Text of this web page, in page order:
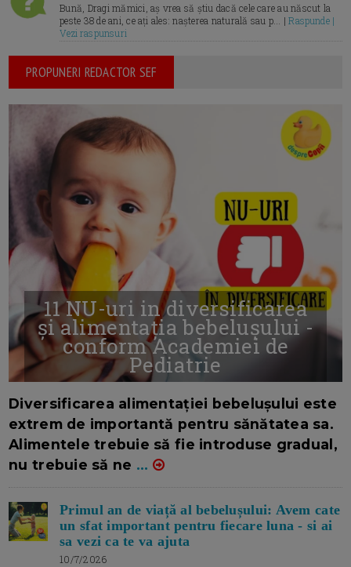
Bună, Dragi mămici, aș vrea să știu dacă cele care au născut la
peste 38 de ani, ce ați ales: nașterea naturală sau p... |Raspunde |
Vezi raspunsuri
PROPUNERI REDACTOR SEF
11 NU-uri in diversificarea
și alimentația bebelușului -
conform Academiei de
Pediatrie
Diversificarea alimentației bebelușului este
extrem de importantă pentru sănătatea sa.
Alimentele trebuie să fie introduse gradual,
nu trebuie să ne ...
Primul an de viață al bebelușului: Avem cate
un sfat important pentru fiecare luna - si ai
sa vezi ca te va ajuta
10/7/2026